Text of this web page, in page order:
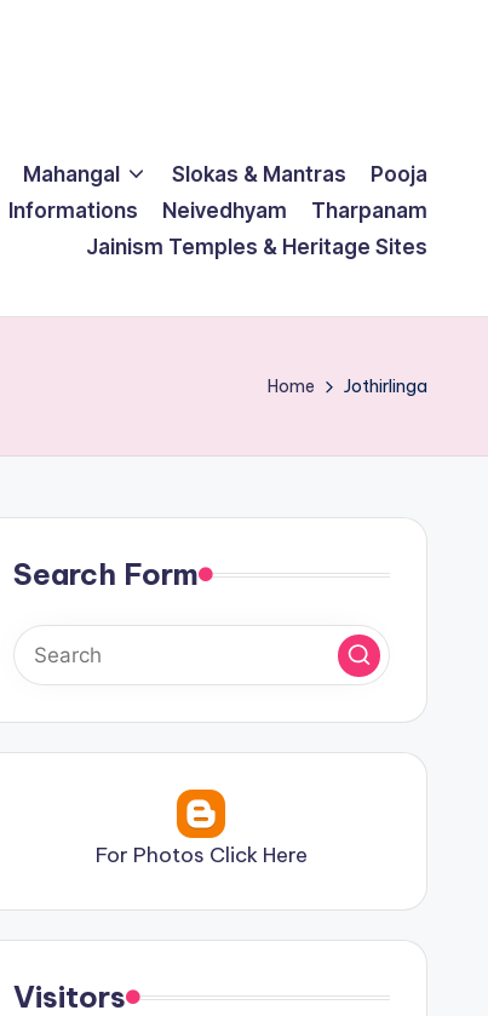
Mahangal Slokas & Mantras
Pooja
Informations Neivedhyam
Tharpanam
Jainism Temples & Heritage Sites
Home Jothirlinga
Search Form
For Photos Click Here
Visitors